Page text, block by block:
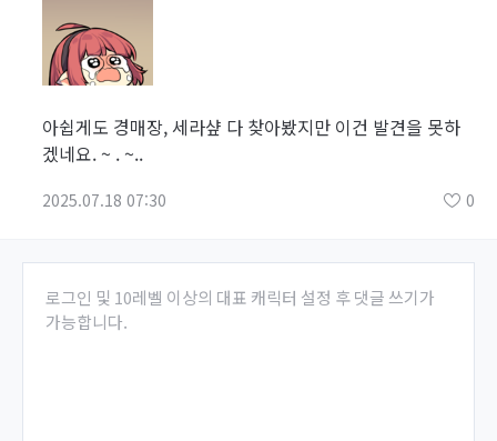
아쉽게도 경매장, 세라샾 다 찾아봤지만 이건 발견을 못하
겠네요. ~ . ~..
2025.07.18 07:30 0
로그인 및 10레벨 이상의 대표 캐릭터 설정 후 댓글 쓰기가
가능합니다.